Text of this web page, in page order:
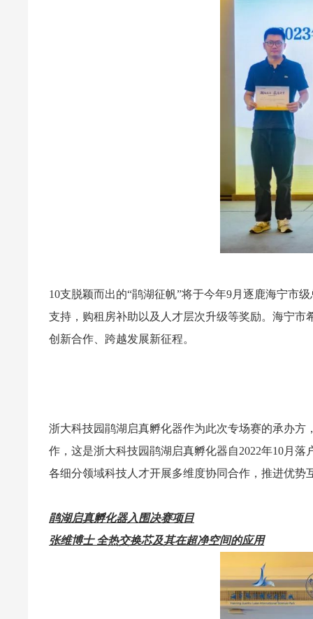
10支脱颖而出的“鹃湖征帆”将于今年9月逐鹿海宁市
支持，购租房补助以及人才层次升级等奖励。海宁
创新合作、跨越发展新征程。
浙大科技园鹃湖启真孵化器作为此次专场赛的承办
作，这是浙大科技园鹃湖启真孵化器自2022年10月
各细分领域科技人才开展多维度协同合作，推进优
鹃湖启真孵化器入围决赛项目
张维博士 全热交换芯及其在超净空间的应用